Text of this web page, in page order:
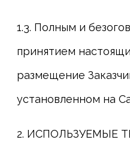
1.3. Полным и
принятием
размещение
установленном на
2. ИСПОЛЬЗУЕМЫЕ